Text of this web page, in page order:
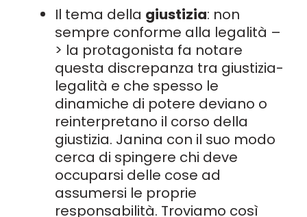
Il tema della giustizia: non
sempre conforme alla legalità –
> la protagonista fa notare
questa discrepanza tra giustizia-
legalità e che spesso le
dinamiche di potere deviano o
reinterpretano il corso della
giustizia. Janina con il suo modo
cerca di spingere chi deve
occuparsi delle cose ad
assumersi le proprie
responsabilità. Troviamo così